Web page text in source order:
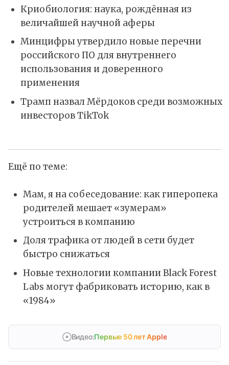
Криобиология: наука, рождённая из
величайшей научной аферы
Минцифры утвердило новые перечни
российского ПО для внутреннего
использования и доверенного
применения
Трамп назвал Мёрдоков среди возможных
инвесторов TikTok
Ещё по теме:
Мам, я на собеседование: как гиперопека
родителей мешает «зумерам»
устроиться в компанию
Доля трафика от людей в сети будет
быстро снижаться
Новые технологии компании Black Forest
Labs могут фабриковать историю, как в
«1984»
Видео:Первые 50 лет Apple